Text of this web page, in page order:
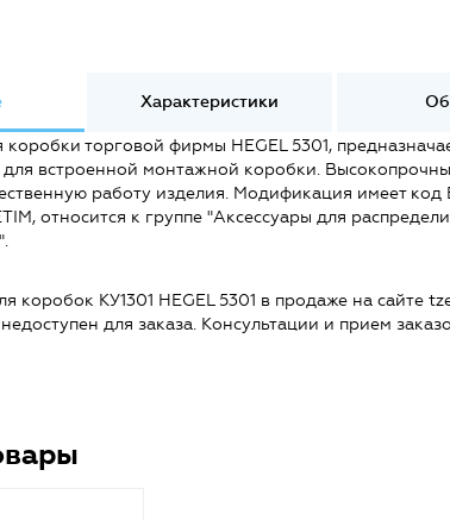
Характеристики
торговой фирмы HEGEL 5301,
встроенной монтажной коробки.
работу изделия. Модификация имеет
относится к группе "Аксессуары для
коробок КУ1301 HEGEL 5301 в продаже на сайте
для заказа. Консультации и прием